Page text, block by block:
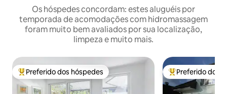
Os hóspedes concordam: estes aluguéis por
temporada de acomodações com hidromassagem
foram muito bem avaliados por sua localização,
limpeza e muito mais.
Entre os melhores preferidos dos hóspedes
Preferido dos hóspedes Entre os
Preferido dos